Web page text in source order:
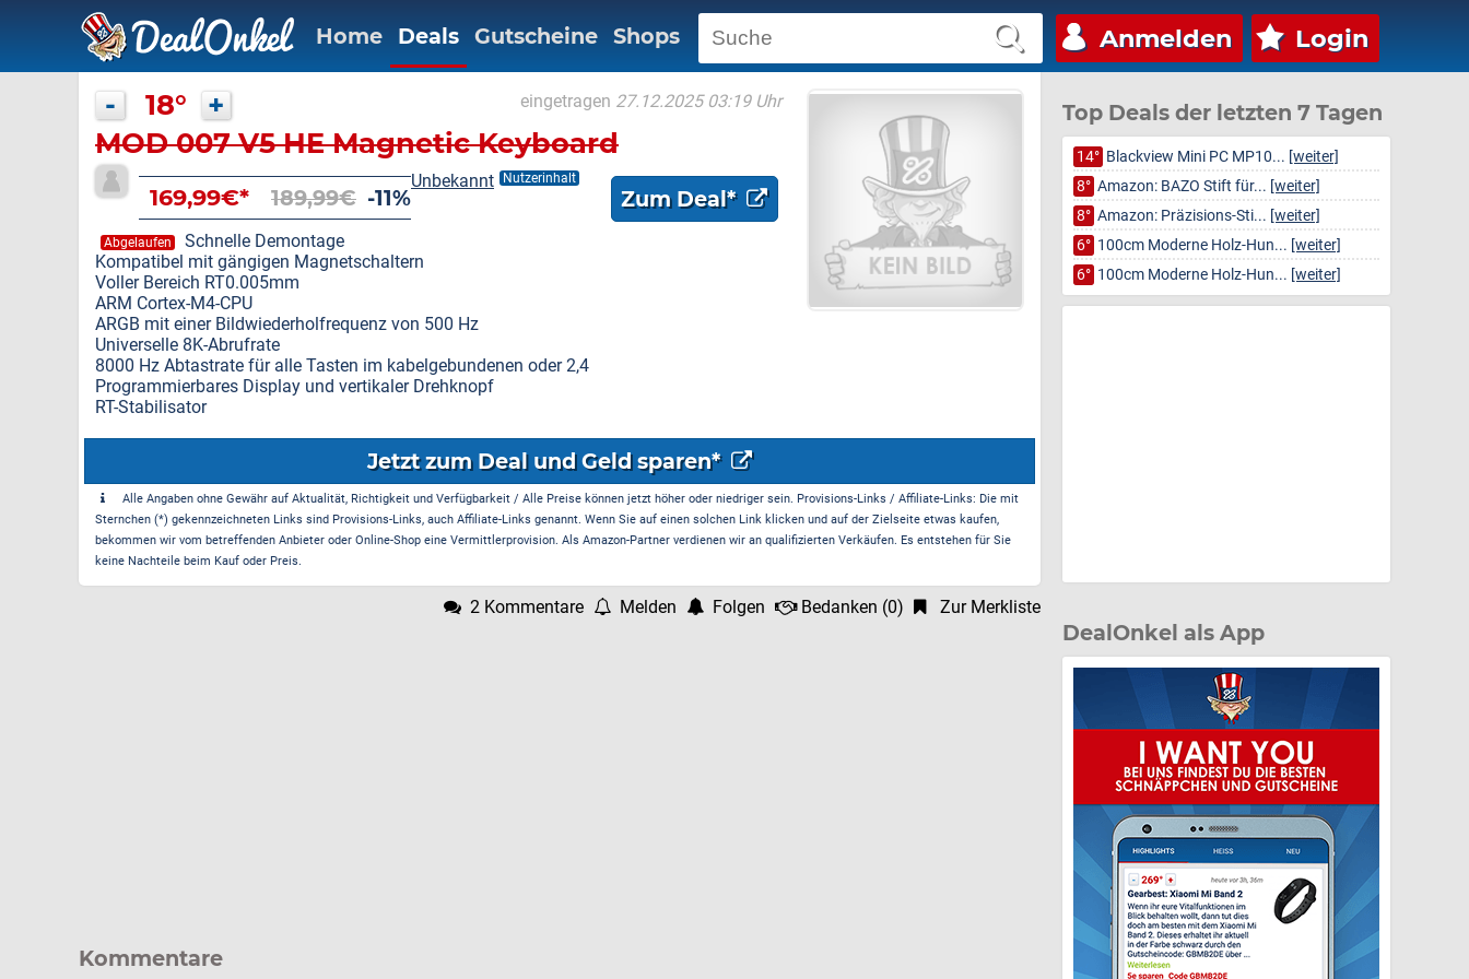
Anmelden Login
Home Deals Gutscheine Shops
- 18° + eingetragen 27.12.2025 03:19 Uhr
MOD 007 V5 HE Magnetic Keyboard
Unbekannt Nutzerinhalt
Zum Deal*
169,99€* 189,99€ -11%
Abgelaufen
Schnelle Demontage
Kompatibel mit gängigen Magnetschaltern
Voller Bereich RT0.005mm
ARM Cortex-M4-CPU
ARGB mit einer Bildwiederholfrequenz von 500 Hz
Universelle 8K-Abrufrate
8000 Hz Abtastrate für alle Tasten im kabelgebundenen oder 2,4
Programmierbares Display und vertikaler Drehknopf
RT-Stabilisator
Jetzt zum Deal und Geld sparen*
Alle Angaben ohne Gewähr auf Aktualität, Richtigkeit und Verfügbarkeit / Alle Preise können jetzt höher oder niedriger sein. Provisions-Links / Affiliate-Links: Die mit
Sternchen (*) gekennzeichneten Links sind Provisions-Links, auch Affiliate-Links genannt. Wenn Sie auf einen solchen Link klicken und auf der Zielseite etwas kaufen,
bekommen wir vom betreffenden Anbieter oder Online-Shop eine Vermittlerprovision. Als Amazon-Partner verdienen wir an qualifizierten Verkäufen. Es entstehen für Sie
keine Nachteile beim Kauf oder Preis.
2 Kommentare Melden Folgen Bedanken (0) Zur Merkliste
Kommentare
Top Deals der letzten 7 Tagen
14° Blackview Mini PC MP10... [weiter]
8° Amazon: BAZO Stift für... [weiter]
8° Amazon: Präzisions-Sti... [weiter]
6° 100cm Moderne Holz-Hun... [weiter]
6° 100cm Moderne Holz-Hun... [weiter]
DealOnkel als App